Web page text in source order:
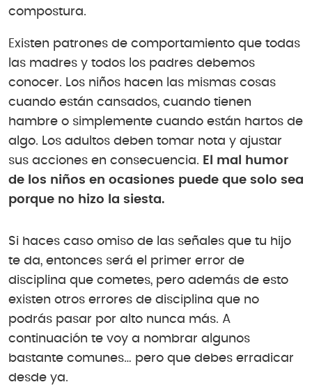
compostura.
Existen patrones de comportamiento que todas
las madres y todos los padres debemos
conocer. Los niños hacen las mismas cosas
cuando están cansados, cuando tienen
hambre o simplemente cuando están hartos de
algo. Los adultos deben tomar nota y ajustar
sus acciones en consecuencia. El mal humor
de los niños en ocasiones puede que solo sea
porque no hizo la siesta.
Si haces caso omiso de las señales que tu hijo
te da, entonces será el primer error de
disciplina que cometes, pero además de esto
existen otros errores de disciplina que no
podrás pasar por alto nunca más. A
continuación te voy a nombrar algunos
bastante comunes… pero que debes erradicar
desde ya.